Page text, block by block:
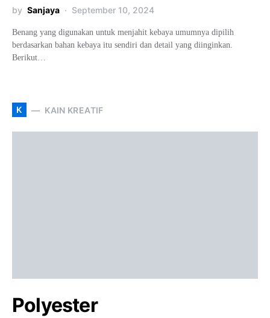
by Sanjaya September 10, 2024
Benang yang digunakan untuk menjahit kebaya umumnya dipilih
berdasarkan bahan kebaya itu sendiri dan detail yang diinginkan.
Berikut…
K KAIN KREATIF
Polyester